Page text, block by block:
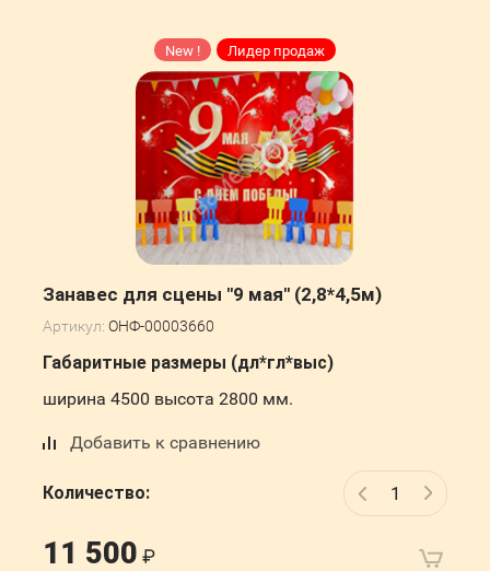
New ! Лидер продаж
Занавес для сцены "9 мая" (2,8*4,5м)
Артикул: ОНФ-00003660
Габаритные размеры (дл*гл*выс)
ширина 4500 высота 2800 мм.
Добавить к сравнению
Количество:
11 500